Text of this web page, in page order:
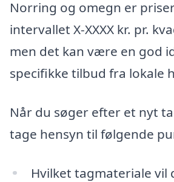
Norring og omegn er
intervallet X-XXXX kr. pr.
men det kan være en god
specifikke tilbud fra lokale
Når du søger efter et nyt
tage hensyn til følgende
Hvilket tagmateriale vil